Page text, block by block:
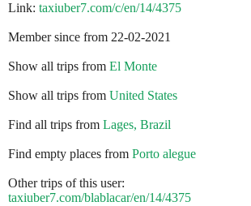
Link: taxiuber7.com/c/en/14/4375
Member since from 22-02-2021
Show all trips from El Monte
Show all trips from United States
Find all trips from Lages, Brazil
Find empty places from Porto alegue
Other trips of this user:
taxiuber7.com/blablacar/en/14/4375